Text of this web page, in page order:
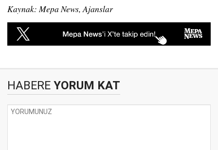
Kaynak: Mepa News, Ajanslar
HABERE YORUM KAT